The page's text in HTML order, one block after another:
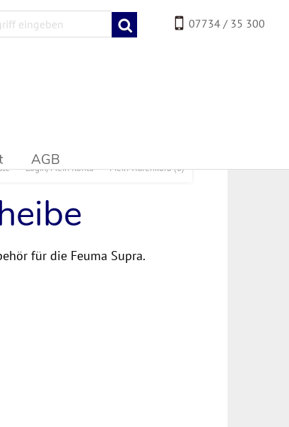
07734 / 35 300
AGB Mein Warenkorb(0)
Login/Mein Konto
für die Feuma Supra.